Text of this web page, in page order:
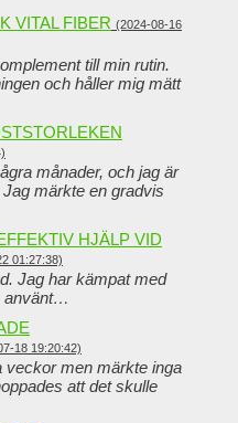
VITAL FIBER (2024-08-16
till min rutin.
och håller mig mätt
månader, och jag är
märkte en gradvis
HJÄLP VID
01:27:38)
Jag har kämpat med
använt…
18 19:20:42)
veckor men märkte inga
att det skulle